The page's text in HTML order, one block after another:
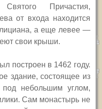
Причастия,
от входа находится
а еще левее —
свои крыши.
построен в 1462 году.
здание, состоящее из
под небольшим углом,
Сам монастырь не